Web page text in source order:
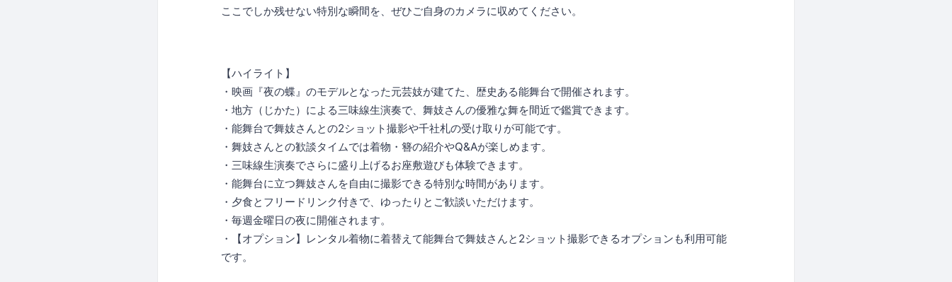
ここでしか残せない特別な瞬間を、ぜひご自身のカメラに収めてください。
【ハイライト】
・映画『夜の蝶』のモデルとなった元芸妓が建てた、歴史ある能舞台で開催されます。
・地方（じかた）による三味線生演奏で、舞妓さんの優雅な舞を間近で鑑賞できます。
・能舞台で舞妓さんとの2ショット撮影や千社札の受け取りが可能です。
・舞妓さんとの歓談タイムでは着物・簪の紹介やQ&Aが楽しめます。
・三味線生演奏でさらに盛り上げるお座敷遊びも体験できます。
・能舞台に立つ舞妓さんを自由に撮影できる特別な時間があります。
・夕食とフリードリンク付きで、ゆったりとご歓談いただけます。
・毎週金曜日の夜に開催されます。
・【オプション】レンタル着物に着替えて能舞台で舞妓さんと2ショット撮影できるオプションも利用可能
です。